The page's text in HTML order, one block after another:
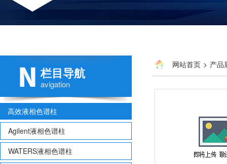
栏目导航
avigation
高效液相色谱柱
Agilent液相色谱柱
WATERS液相色谱柱
网站首页 > 产品